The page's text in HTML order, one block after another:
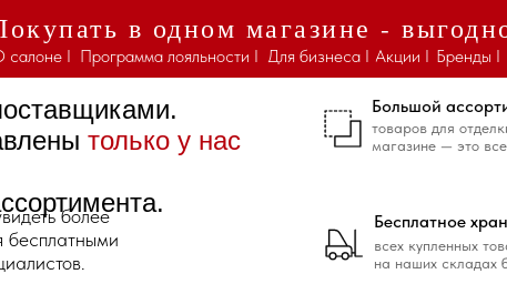
в одном магазине -
Бренды I
Акции I
Для бизнеса I
Программа лояльности I
салоне I
всех купленных
на наших складах
Бесплатное
товаров для
магазине — это
Большой
только у нас
более
бесплатными